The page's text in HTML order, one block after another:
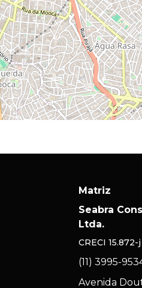
Matriz
Seabra
Ltda.
CRECI 15.872-j
(11) 3995-
Avenida